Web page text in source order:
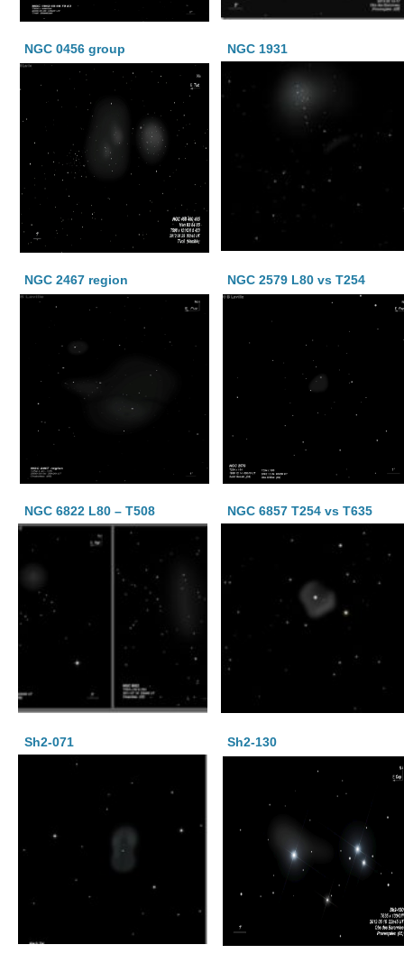
NGC 0456 group NGC 1931
NGC 2467 region NGC 2579 L80 vs T254
NGC 6822 L80 – T508 NGC 6857 T254 vs T635
Sh2-071 Sh2-130